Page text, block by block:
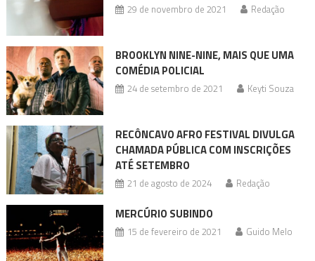
29 de novembro de 2021 Redação
BROOKLYN NINE-NINE, MAIS QUE UMA
COMÉDIA POLICIAL
24 de setembro de 2021 Keyti Souza
RECÔNCAVO AFRO FESTIVAL DIVULGA
CHAMADA PÚBLICA COM INSCRIÇÕES
ATÉ SETEMBRO
21 de agosto de 2024 Redação
MERCÚRIO SUBINDO
15 de fevereiro de 2021 Guido Melo